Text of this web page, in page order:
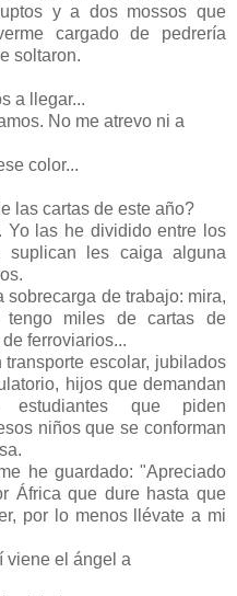
y a dos mossos que
cargado de pedrería
soltaron.
a llegar...
No me atrevo ni a
color...
las cartas de este año?
Yo las he dividido entre los
les caiga alguna
sobrecarga de trabajo: mira,
miles de cartas de
ferroviarios...
transporte escolar, jubilados
hijos que demandan
estudiantes que piden
niños que se conforman
he guardado: "Apreciado
África que dure hasta que
por lo menos llévate a mi
viene el ángel a